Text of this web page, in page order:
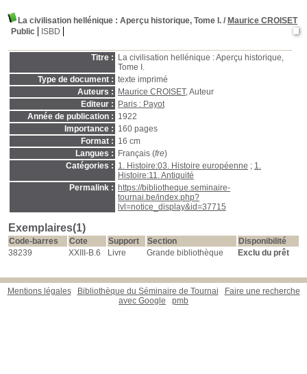
La civilisation hellénique : Aperçu historique, Tome I. / Maurice CROISET
Public
ISBD
Titre :
La civilisation hellénique : Aperçu historique,
Tome I.
Type de document : texte imprimé
Auteurs :
Maurice CROISET, Auteur
Editeur :
Paris : Payot
Année de publication : 1922
Importance : 160 pages
Format : 16 cm
Langues :
Français (fre)
Catégories : 1. Histoire:03. Histoire européenne ; 1.
Histoire:11. Antiquité
Permalink :
https://bibliotheque.seminaire-
tournai.be/index.php?
lvl=notice_display&id=37715
Exemplaires(1)
Code-barres Cote Support Section
Disponibilité
38239
XXIII-B.6 Livre Grande bibliothèque Exclu du prêt
Mentions légales Bibliothèque du Séminaire de Tournai
Faire une recherche
avec Google
pmb